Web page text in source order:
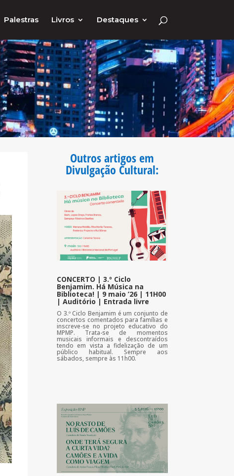
Palestras Livros Destaques
Outros artigos em
Divulgação Cultural:
CONCERTO | 3.º Ciclo
Benjamim. Há Música na
Biblioteca! | 9 maio ’26 | 11H00
| Auditório | Entrada livre
O 3.º Ciclo Benjamim é um conjunto de
concertos comentados para famílias e
inscreve-se no projeto educativo do
MPMP. Trata-se de momentos
musicais informais e descontraídos
tendo em vista a fidelização de um
público habitual. Sempre aos
sábados, sempre às 11h00.